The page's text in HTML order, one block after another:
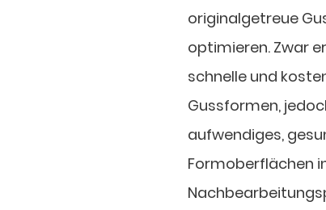
originalgetreue
optimieren. Zwar
schnelle und
Gussformen,
aufwendiges,
Formoberflächen